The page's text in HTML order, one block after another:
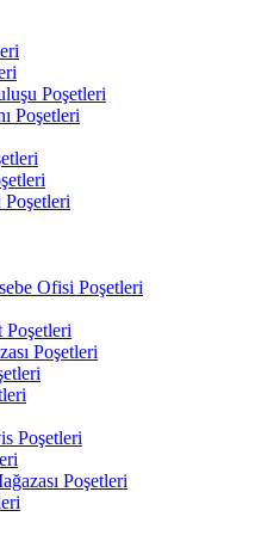
Poşetleri
Poşetleri
Ofisi Poşetleri
Poşetleri
Poşetleri
Poşetleri
Poşetleri